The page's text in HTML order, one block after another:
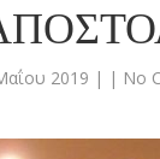
2019 | | No